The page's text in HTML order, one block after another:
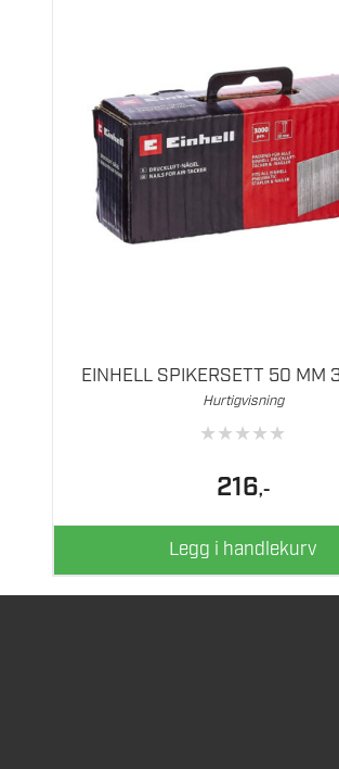
EINHELL SPIKERSETT 50 MM
Hurtigvisning
★★★★★
216,-
Legg i handlekurv